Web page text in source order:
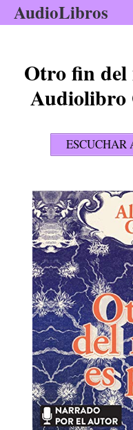
Saltar
al
AudioLibros
Otro fin del
Audiolibro
ESCUCHAR